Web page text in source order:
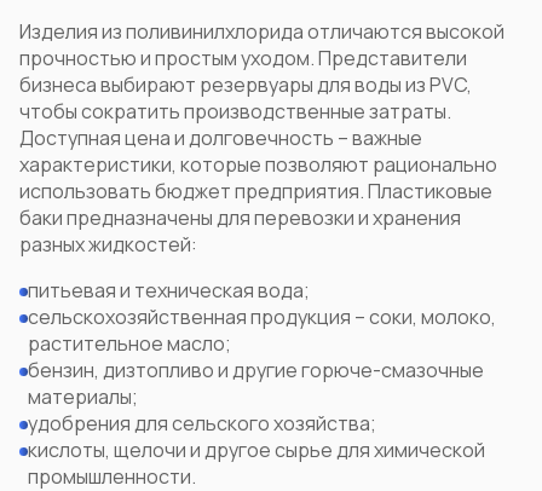
Изделия из поливинилхлоридаотличаются высокой
прочностью и простым уходом. Представители
бизнеса выбирают резервуары для воды из PVC,
чтобы сократить производственные затраты.
Доступная цена и долговечность – важные
характеристики, которые позволяют рационально
использовать бюджет предприятия. Пластиковые
баки предназначены для перевозки и хранения
разных жидкостей:
питьевая и техническая вода;
сельскохозяйственная продукция – соки, молоко,
растительное масло;
бензин, дизтопливо и другие горюче-смазочные
материалы;
удобрения для сельского хозяйства;
кислоты, щелочи и другое сырье для химической
промышленности.